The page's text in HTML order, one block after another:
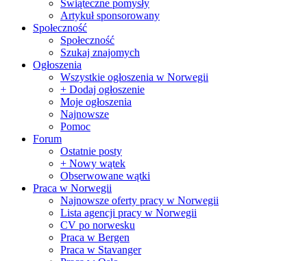
Świąteczne pomysły
Artykuł sponsorowany
Społeczność
Społeczność
Szukaj znajomych
Ogłoszenia
Wszystkie ogłoszenia w Norwegii
+ Dodaj ogłoszenie
Moje ogłoszenia
Najnowsze
Pomoc
Forum
Ostatnie posty
+ Nowy wątek
Obserwowane wątki
Praca w Norwegii
Najnowsze oferty pracy w Norwegii
Lista agencji pracy w Norwegii
CV po norwesku
Praca w Bergen
Praca w Stavanger